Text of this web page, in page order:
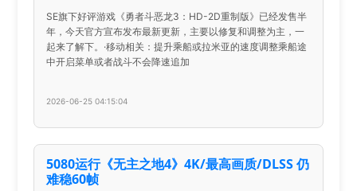
SE旗下好评游戏《勇者斗恶龙3：HD-2D重制版》已经发售半
年，今天官方宣布发布最新更新，主要以修复和调整为主，一
起来了解下。·移动相关：提升乘船或拉米亚的速度调整乘船途
中开启菜单或者战斗不会降速追加
2026-06-25 04:15:04
5080运行《无主之地4》4K/最高画质/DLSS 仍
难稳60帧